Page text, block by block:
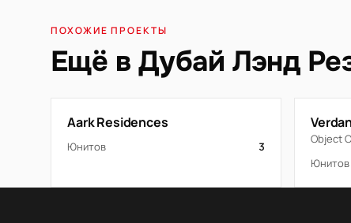
ПОХОЖИЕ ПРОЕКТЫ
Ещё в Дубай Лэнд
Aark Residences
Юнитов 3
Object
Юнитов